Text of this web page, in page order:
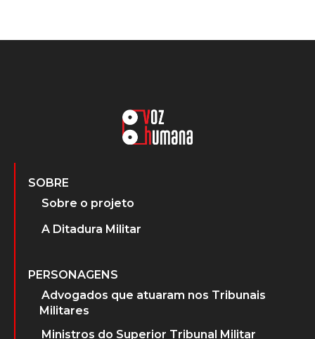
SOBRE
Sobre o projeto
A Ditadura Militar
PERSONAGENS
Advogados que atuaram nos Tribunais
Militares
Ministros do Superior Tribunal Militar